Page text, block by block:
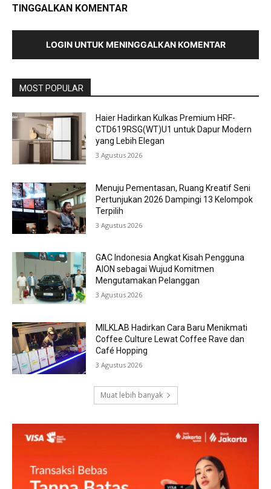
TINGGALKAN KOMENTAR
LOGIN UNTUK MENINGGALKAN KOMENTAR
MOST POPULAR
Haier Hadirkan Kulkas Premium HRF-
CTD619RSG(WT)U1 untuk Dapur Modern
yang Lebih Elegan
3 Agustus 2026
Menuju Pementasan, Ruang Kreatif Seni
Pertunjukan 2026 Dampingi 13 Kelompok
Terpilih
3 Agustus 2026
GAC Indonesia Angkat Kisah Pengguna
AION sebagai Wujud Komitmen
Mengutamakan Pelanggan
3 Agustus 2026
MILKLAB Hadirkan Cara Baru Menikmati
Coffee Culture Lewat Coffee Rave dan
Café Hopping
3 Agustus 2026
Muat lebih banyak